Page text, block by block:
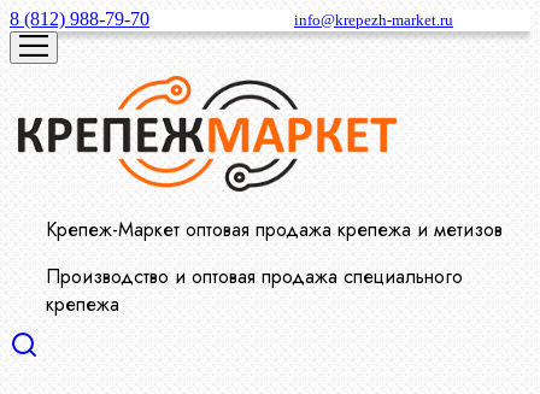
8 (812) 988-79-70 info@krepezh-market.ru
Крепеж-Маркет оптовая продажа крепежа и метизов
Производство и оптовая продажа специального
крепежа